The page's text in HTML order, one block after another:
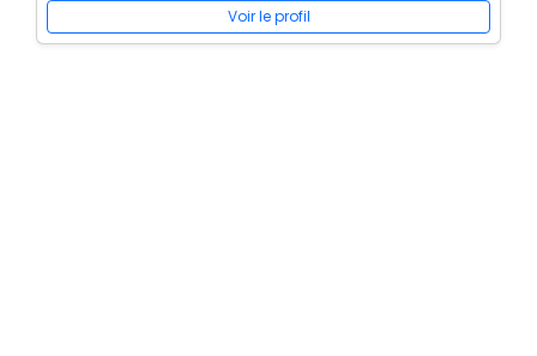
Voir le profil